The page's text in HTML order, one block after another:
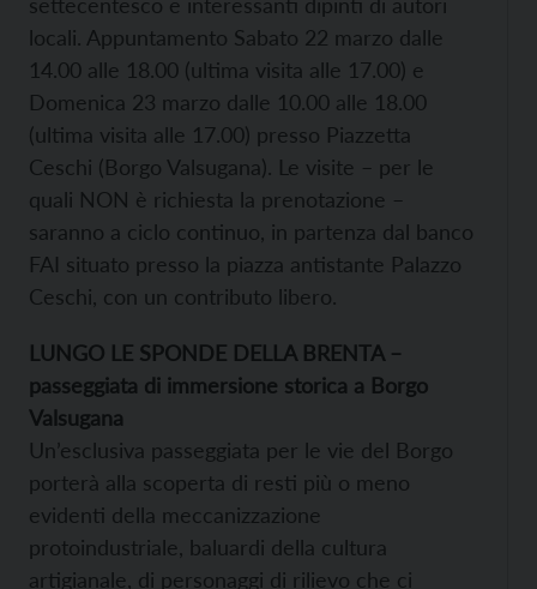
locali. Appuntamento Sabato 22 marzo dalle
14.00 alle 18.00 (ultima visita alle 17.00) e
Domenica 23 marzo dalle 10.00 alle 18.00
(ultima visita alle 17.00) presso Piazzetta
Ceschi (Borgo Valsugana). Le visite – per le
quali NON è richiesta la prenotazione –
saranno a ciclo continuo, in partenza dal banco
FAI situato presso la piazza antistante Palazzo
Ceschi, con un contributo libero.
LUNGO LE SPONDE DELLA BRENTA –
passeggiata di immersione storica a Borgo
Valsugana
Un’esclusiva passeggiata per le vie del Borgo
porterà alla scoperta di resti più o meno
evidenti della meccanizzazione
protoindustriale, baluardi della cultura
artigianale, di personaggi di rilievo che ci